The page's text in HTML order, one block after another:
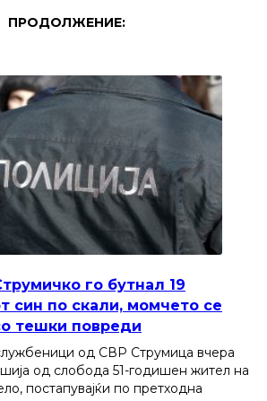
ПРОДОЛЖЕНИЕ:
го бутнал 19
син по скали, момчето се
тешки повреди
од СВР Струмица вчера
од слобода 51-годишен жител на
постапувајќи по претходна